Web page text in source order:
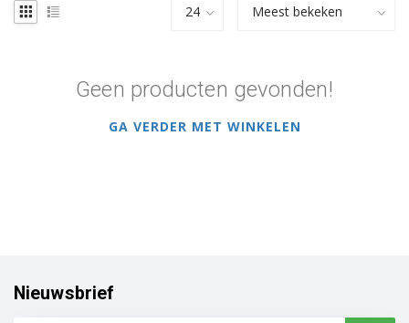
Geen producten gevonden!
GA VERDER MET WINKELEN
Nieuwsbrief